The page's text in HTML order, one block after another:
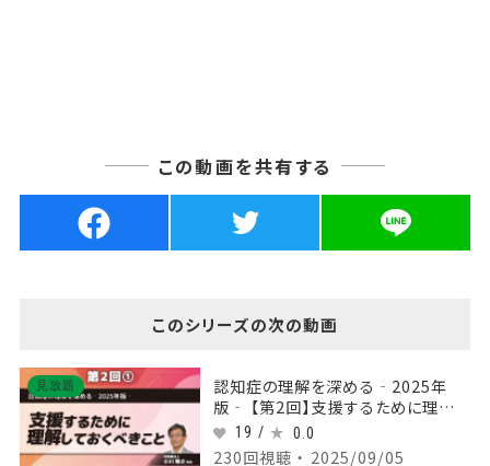
この動画を共有する
このシリーズの次の動画
見放題
認知症の理解を深める‐2025年
版‐ 【第2回】支援するために理解し
ておくべきこと Part①文脈での理解
を強要しない
19 / 0.0
230回視聴 ・ 2025/09/05